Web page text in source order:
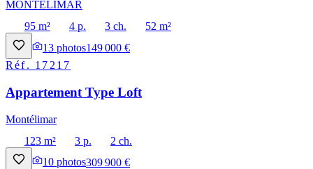
MONTELIMAR
95 m²
4 p. 3 ch.
52 m²
13 photos149 000 €
Réf. 17217
Appartement Type Loft
Montélimar
123 m²
3 p.
2 ch.
10 photos309 900 €